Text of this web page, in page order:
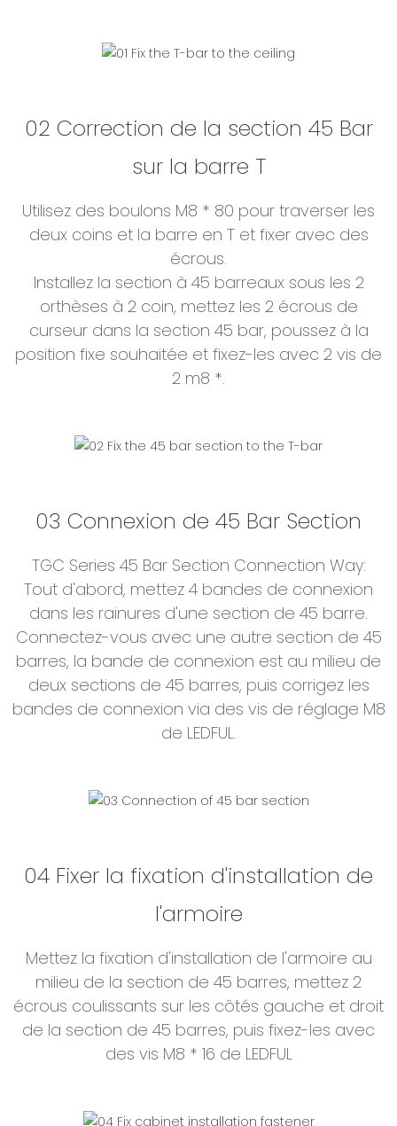
02 Correction de la section 45 Bar
sur la barre T
Utilisez des boulons M8 * 80 pour traverser les
deux coins et la barre en T et fixer avec des
écrous.
Installez la section à 45 barreaux sous les 2
orthèses à 2 coin, mettez les 2 écrous de
curseur dans la section 45 bar, poussez à la
position fixe souhaitée et fixez-les avec 2 vis de
2 m8 *.
03 Connexion de 45 Bar Section
TGC Series 45 Bar Section Connection Way:
Tout d'abord, mettez 4 bandes de connexion
dans les rainures d'une section de 45 barre.
Connectez-vous avec une autre section de 45
barres, la bande de connexion est au milieu de
deux sections de 45 barres, puis corrigez les
bandes de connexion via des vis de réglage M8
de LEDFUL.
04 Fixer la fixation d'installation de
l'armoire
Mettez la fixation d'installation de l'armoire au
milieu de la section de 45 barres, mettez 2
écrous coulissants sur les côtés gauche et droit
de la section de 45 barres, puis fixez-les avec
des vis M8 * 16 de LEDFUL